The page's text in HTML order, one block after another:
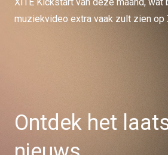
muziekvideo extra vaak zult zien op
Ontdek het